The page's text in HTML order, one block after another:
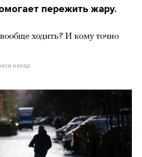
пережить жару.
ходить? И кому точно
назад